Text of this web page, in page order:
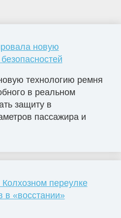
новую
технологию ремня
в реальном
защиту в
пассажира и
переулке
в «восстании»